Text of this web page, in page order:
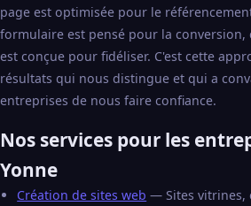
page est optimisée pour le
formulaire est pensé pour la conversion,
est conçue pour fidéliser. C'est cette
résultats qui nous distingue et qui a
entreprises de nous faire confiance.
Nos services pour les
Yonne
Création de sites web — Sites vitrines,